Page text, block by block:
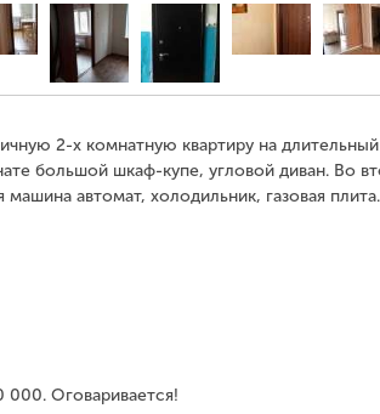
2-х комнатную квартиру на
большой шкаф-купе, угловой диван. Во
автомат, холодильник, газовая плита.
000. Оговаривается!